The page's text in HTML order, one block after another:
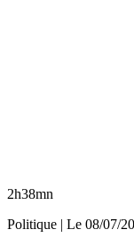
2h38mn
Politique | Le 08/07/